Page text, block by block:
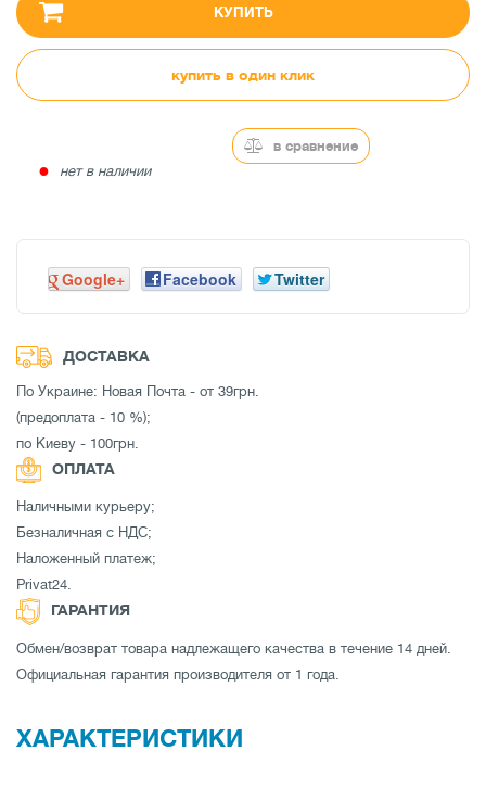
КУПИТЬ
купить в один клик
● нет в наличии
в сравнение
Google+ Facebook Twitter
ДОСТАВКА
По Украине: Новая Почта - от 39грн.
(предоплата - 10 %);
по Киеву - 100грн.
ОПЛАТА
Наличными курьеру;
Безналичная с НДС;
Наложенный платеж;
Privat24.
ГАРАНТИЯ
Обмен/возврат товара надлежащего качества в течение 14 дней.
Официальная гарантия производителя от 1 года.
ХАРАКТЕРИСТИКИ